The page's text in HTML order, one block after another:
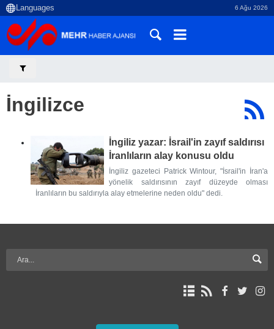
6 Ağu 2026
İngilizce
İngiliz yazar: İsrail'in zayıf saldırısı
İranlıların alay konusu oldu
İngiliz gazeteci Patrick Wintour, "İsrail'in İran'a
yönelik saldırısının zayıf düzeyde olması
İranlıların bu saldırıyla alay etmelerine neden oldu" dedi.